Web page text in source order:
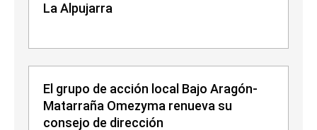
La Alpujarra
El grupo de acción local Bajo Aragón-
Matarraña Omezyma renueva su
consejo de dirección